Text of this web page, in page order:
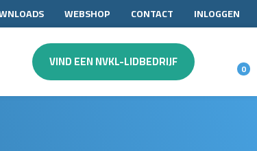
WEBSHOP CONTACT INLOGGEN
VIND EEN NVKL-LIDBEDRIJF 0